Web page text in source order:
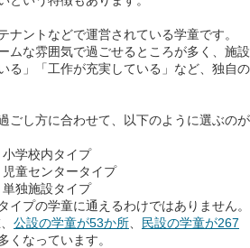
ナントなどで運営されている学童です。
ムな雰囲気で過ごせるところが多く、施設
る」「工作が充実している」など、独自の
ごし方に合わせて、以下のように選ぶのが
学校内タイプ
童センタータイプ
独施設タイプ
イプの学童に通えるわけではありません。
公設の学童が53か所
民設の学童が267
くなっています。